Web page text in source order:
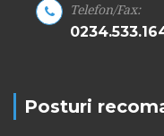
Telefon/Fax:
Posturi